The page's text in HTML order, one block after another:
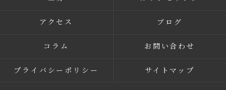
アクセス ブログ
コラム お問い合わせ
プライバシーポリシー サイトマップ